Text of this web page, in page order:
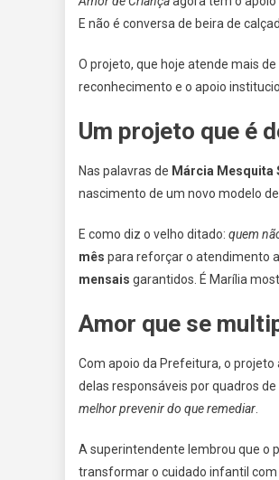
E não é conversa de beira de
O projeto, que hoje atende mais de
reconhecimento e o apoio
Um projeto que é
Nas palavras de Márcia Mesquita
nascimento de um novo modelo
E como diz o velho ditado: quem
mês para reforçar o atendimento
mensais garantidos. É Marília
Amor que se
Com apoio da Prefeitura, o
delas responsáveis por quadros
melhor prevenir do que remediar
A superintendente lembrou que o
transformar o cuidado infantil com